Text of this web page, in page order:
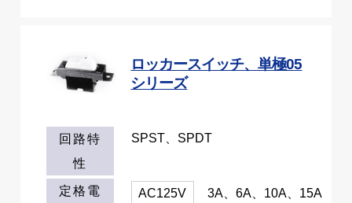
ロッカースイッチ、単極05
シリーズ
回路特
性
SPST、SPDT
定格電
AC125V 3A、6A、10A、15A